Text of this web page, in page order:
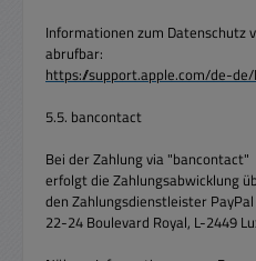
Informationen zum Datenschutz
abrufbar:
https://support.apple.com/de-
5.5. bancontact
Bei der Zahlung via
erfolgt die Zahlungsabwicklung
den Zahlungsdienstleister PayPal
22-24 Boulevard Royal, L-2449